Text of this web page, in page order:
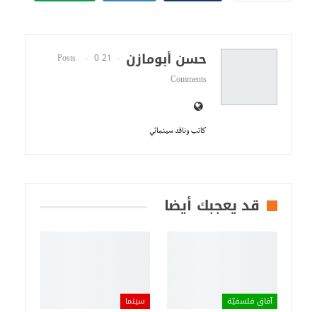
حسن أبومازن 21 Posts
0
Comments
كاتب وناقد سينمائي
قد يعجبك أيضا
آفاق فلسفيّة‎ سينما